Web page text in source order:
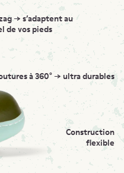
→ s’adaptent au
de vos pieds
à 360° → ultra durables
Construction
flexible